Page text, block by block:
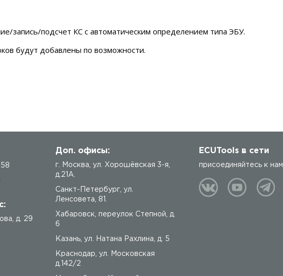
запись/подсчет КС с автоматическим определением типа ЭБУ.
будут добавлены по возможности.
д. 29
Доп. офисы:
г. Москва, ул. Хорошёвская 3-я,
д.21А.
Санкт-Петербург, ул.
Ленсовета, 81.
Хабаровск, переулок Степной, д.
6
Казань, ул. Натана Рахлина, д. 5
Краснодар, ул. Московская
д.142/2
ECUTools в сети
присоединяйтесь к нам